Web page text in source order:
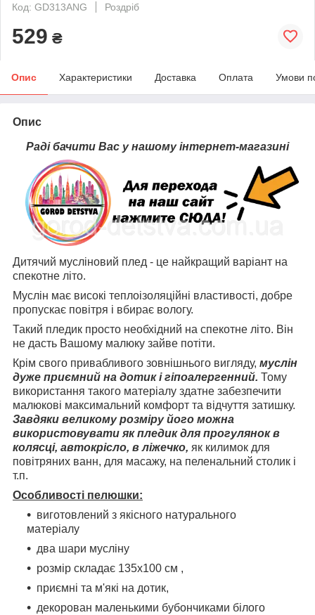
Код: GD313ANG
Роздріб
529 ₴
Опис Характеристики Доставка Оплата Умови
Опис
Раді бачити Вас у нашому інтернет-магазині
Дитячий мусліновий плед - це найкращий варіант на
спекотне літо.
Муслін має високі теплоізоляційні властивості, добре
пропускає повітря і вбирає вологу.
Такий пледик просто необхідний на спекотне літо. Він
не дасть Вашому малюку зайве потіти.
Крім свого привабливого зовнішнього вигляду, муслін
дуже приємний на дотик і гіпоалергенний. Тому
використання такого матеріалу здатне забезпечити
малюкові максимальний комфорт та відчуття затишку.
Завдяки великому розміру його можна
використовувати як пледик для прогулянок в
колясці, автокрісло, в ліжечко, як килимок для
повітряних ванн, для масажу, на пеленальний столик і
т.п.
Особливості пелюшки:
виготовлений з якісного натурального
матеріалу
два шари мусліну
розмір складає 135х100 см ,
приємні та м'які на дотик,
декорован маленькими бубончиками білого